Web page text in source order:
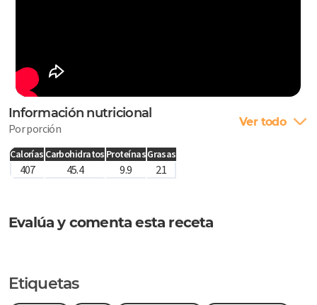
Información nutricional
Por porción Ver todo
Calorías Carbohidratos ProteínasGrasas
407 45.4 9.9 21
Evalúa y comenta esta receta
Etiquetas